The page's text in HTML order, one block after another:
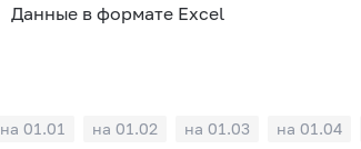
Данные в формате Excel
на 01.01 на 01.02 на 01.03 на 01.04